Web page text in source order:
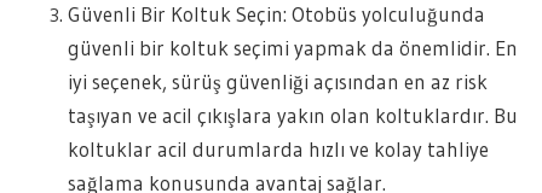
Güvenli Bir Koltuk Seçin: Otobüs yolculuğunda
güvenli bir koltuk seçimi yapmak da önemlidir. En
iyi seçenek, sürüş güvenliği açısından en az risk
taşıyan ve acil çıkışlara yakın olan koltuklardır. Bu
koltuklar acil durumlarda hızlı ve kolay tahliye
sağlama konusunda avantaj sağlar.